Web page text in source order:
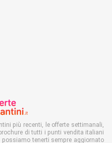
più recenti, le offerte settimanali,
di tutti i punti vendita italiani
tenerti sempre aggiornato